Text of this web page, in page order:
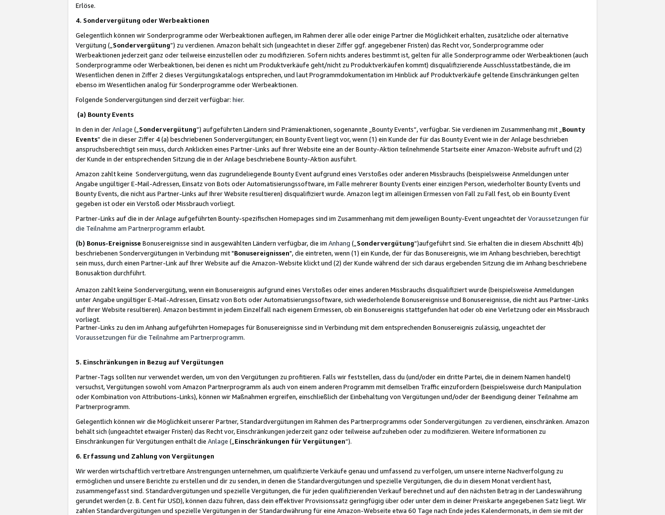
Erlöse.
4. Sondervergütung oder Werbeaktionen
Gelegentlich können wir Sonderprogramme oder Werbeaktionen auflegen, im Rahmen derer alle oder einige Partner die Möglichkeit erhalten, zusätzliche oder alternative
Vergütung („ Sondervergütung”) zu verdienen. Amazon behält sich (ungeachtet in dieser Ziffer ggf. angegebener Fristen) das Recht vor, Sonderprogramme oder
Werbeaktionen jederzeit ganz oder teilweise einzustellen oder zu modifizieren. Sofern nichts anderes bestimmt ist, gelten für alle Sonderprogramme oder Werbeaktionen (auch
Sonderprogramme oder Werbeaktionen, bei denen es nicht um Produktverkäufe geht/nicht zu Produktverkäufen kommt) disqualifizierende Ausschlusstatbestände, die im
Wesentlichen denen in Ziffer 2 dieses Vergütungskatalogs entsprechen, und laut Programmdokumentation im Hinblick auf Produktverkäufe geltende Einschränkungen gelten
ebenso im Wesentlichen analog für Sonderprogramme oder Werbeaktionen.
Folgende Sondervergütungen sind derzeit verfügbar: hier.
(a) Bounty Events
In den in derAnlage („ Sondervergütung“) aufgeführten Ländern sind Prämienaktionen, sogenannte „Bounty Events“, verfügbar. Sie verdienen im Zusammenhang mit „ Bounty
Events“ die in dieser Ziffer 4 (a) beschriebenen Sondervergütungen; ein Bounty Event liegt vor, wenn (1) ein Kunde der für das Bounty Event wie in der Anlage beschrieben
anspruchsberechtigt sein muss, durch Anklicken eines Partner-Links auf Ihrer Website eine an der Bounty-Aktion teilnehmende Startseite einer Amazon-Website aufruft und (2)
der Kunde in der entsprechenden Sitzung die in der Anlage beschriebene Bounty-Aktion ausführt.
Amazon zahlt keine Sondervergütung, wenn das zugrundeliegende Bounty Event aufgrund eines Verstoßes oder anderen Missbrauchs (beispielsweise Anmeldungen unter
Angabe ungültiger E-Mail-Adressen, Einsatz von Bots oder Automatisierungssoftware, im Falle mehrerer Bounty Events einer einzigen Person, wiederholter Bounty Events und
Bounty Events, die nicht aus Partner-Links auf Ihrer Website resultieren) disqualifiziert wurde. Amazon legt im alleinigen Ermessen von Fall zu Fall fest, ob ein Bounty Event
gegeben ist oder ein Verstoß oder Missbrauch vorliegt.
Partner-Links auf die in der Anlage aufgeführten Bounty-spezifischen Homepages sind im Zusammenhang mit dem jeweiligen Bounty-Event ungeachtet derVoraussetzungen für
die Teilnahme am Partnerprogramm erlaubt.
(b) Bonus-Ereignisse Bonusereignisse sind in ausgewählten Ländern verfügbar, die im Anhang („ Sondervergütung“)aufgeführt sind. Sie erhalten die in diesem Abschnitt 4(b)
beschriebenen Sondervergütungen in Verbindung mit "Bonusereignissen", die eintreten, wenn (1) ein Kunde, der für das Bonusereignis, wie im Anhang beschrieben, berechtigt
sein muss, durch einen Partner-Link auf Ihrer Website auf die Amazon-Website klickt und (2) der Kunde während der sich daraus ergebenden Sitzung die im Anhang beschriebene
Bonusaktion durchführt.
Amazon zahlt keine Sondervergütung, wenn ein Bonusereignis aufgrund eines Verstoßes oder eines anderen Missbrauchs disqualifiziert wurde (beispielsweise Anmeldungen
unter Angabe ungültiger E-Mail-Adressen, Einsatz von Bots oder Automatisierungssoftware, sich wiederholende Bonusereignisse und Bonusereignisse, die nicht aus Partner-Links
auf Ihrer Website resultieren). Amazon bestimmt in jedem Einzelfall nach eigenem Ermessen, ob ein Bonusereignis stattgefunden hat oder ob eine Verletzung oder ein Missbrauch
vorliegt.
Partner-Links zu den im Anhang aufgeführten Homepages für Bonusereignisse sind in Verbindung mit dem entsprechenden Bonusereignis zulässig, ungeachtet der
Voraussetzungen für die Teilnahme am Partnerprogramm.
5. Einschränkungen in Bezug auf Vergütungen
Partner-Tags sollten nur verwendet werden, um von den Vergütungen zu profitieren. Falls wir feststellen, dass du (und/oder ein dritte Partei, die in deinem Namen handelt)
versuchst, Vergütungen sowohl vom Amazon Partnerprogramm als auch von einem anderen Programm mit demselben Traffic einzufordern (beispielsweise durch Manipulation
oder Kombination von Attributions-Links), können wir Maßnahmen ergreifen, einschließlich der Einbehaltung von Vergütungen und/oder der Beendigung deiner Teilnahme am
Partnerprogramm.
Gelegentlich können wir die Möglichkeit unserer Partner, Standardvergütungen im Rahmen des Partnerprogramms oder Sondervergütungen zu verdienen, einschränken. Amazon
behält sich (ungeachtet etwaiger Fristen) das Recht vor, Einschränkungen jederzeit ganz oder teilweise aufzuheben oder zu modifizieren. Weitere Informationen zu
Einschränkungen für Vergütungen enthält die Anlage („ Einschränkungen für Vergütungen“).
6. Erfassung und Zahlung von Vergütungen
Wir werden wirtschaftlich vertretbare Anstrengungen unternehmen, um qualifizierte Verkäufe genau und umfassend zu verfolgen, um unsere interne Nachverfolgung zu
ermöglichen und unsere Berichte zu erstellen und dir zu senden, in denen die Standardvergütungen und spezielle Vergütungen, die du in diesem Monat verdient hast,
zusammengefasst sind. Standardvergütungen und spezielle Vergütungen, die für jeden qualifizierenden Verkauf berechnet und auf den nächsten Betrag in der Landeswährung
gerundet werden (z. B. Cent für USD), können dazu führen, dass dein effektiver Provisionssatz geringfügig über oder unter dem in deiner Preiskarte angegebenen Satz liegt. Wir
zahlen Standardvergütungen und spezielle Vergütungen in der Standardwährung für eine Amazon-Webseite etwa 60 Tage nach Ende jedes Kalendermonats, in dem sie mit der